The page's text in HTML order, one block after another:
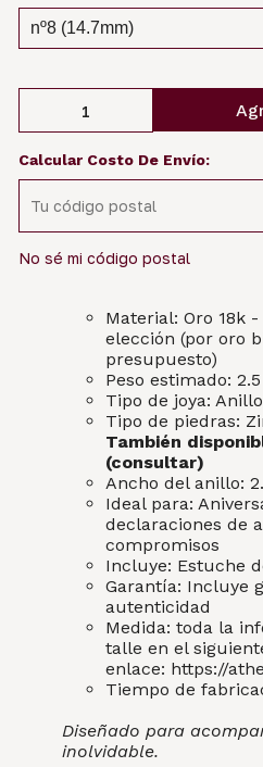
Calcular Costo De Envío:
No sé mi código postal
Material: Oro 18k
elección (por oro
presupuesto)
Peso estimado:
Tipo de joya:
Tipo de piedras:
También
(consultar)
Ancho del anillo:
Ideal para:
declaraciones de
compromisos
Incluye: Estuche
Garantía: Incluye
autenticidad
Medida: toda la
talle en el
enlace: https://
Tiempo de
Diseñado para
inolvidable.